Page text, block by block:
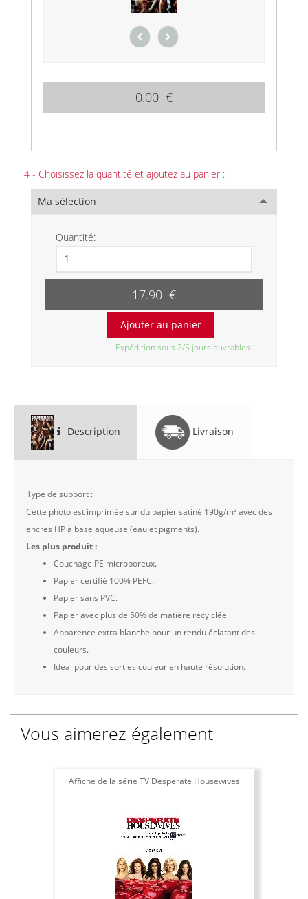
0.00 €
4 - Choisissez la quantité et ajoutez au panier :
Ma sélection
Quantité:
17.90 €
Expédition sous 2/5 jours ouvrables.
Description Livraison
Type de support :
Cette photo est imprimée sur du papier satiné 190g/m² avec des
encres HP à base aqueuse (eau et pigments).
Les plus produit :
Couchage PE microporeux.
Papier certifié 100% PEFC.
Papier sans PVC.
Papier avec plus de 50% de matière recylclée.
Apparence extra blanche pour un rendu éclatant des
couleurs.
Idéal pour des sorties couleur en haute résolution.
Vous aimerez également
Affiche de la série TV Desperate Housewives